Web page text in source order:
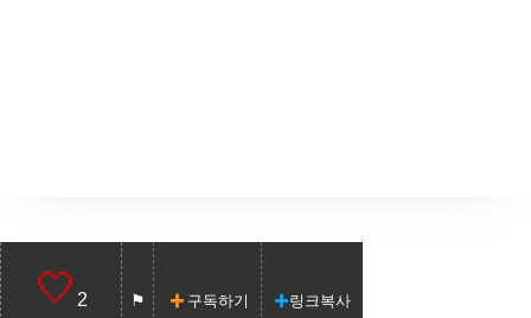
2 구독하기 링크복사